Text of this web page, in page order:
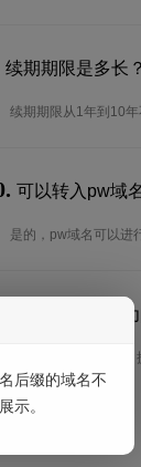
续期期限是多长？
续期期限从1年到10年
可以转入pw域
是的，pw域名可以进
耐思智慧是否
是的，耐思智慧为pw
后缀的域名不
示。